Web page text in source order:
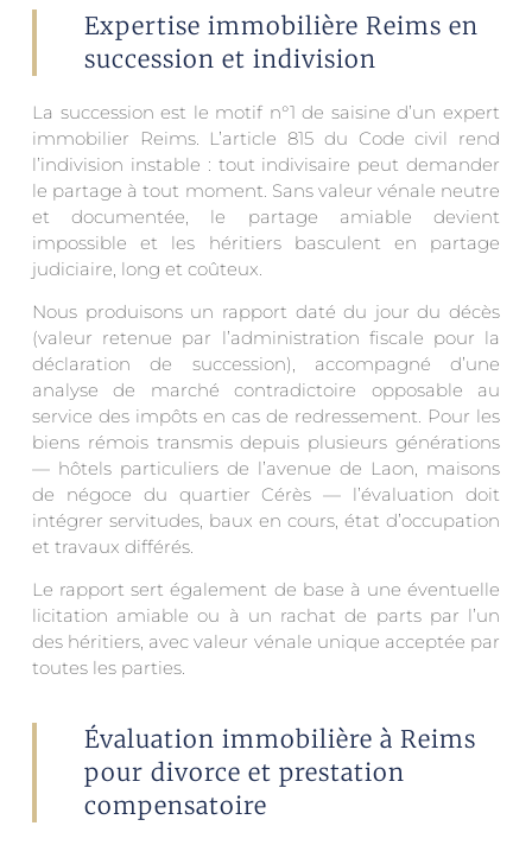
Expertise immobilière Reims en
succession et indivision
La succession est le motif n°1 de saisine d’un expert
immobilier Reims. L’article 815 du Code civil rend
l’indivision instable : tout indivisaire peut demander
le partage à tout moment. Sans valeur vénale neutre
et documentée, le partage amiable devient
impossible et les héritiers basculent en partage
judiciaire, long et coûteux.
Nous produisons un rapport daté du jour du décès
(valeur retenue par l’administration fiscale pour la
déclaration de succession), accompagné d’une
analyse de marché contradictoire opposable au
service des impôts en cas de redressement. Pour les
biens rémois transmis depuis plusieurs générations
— hôtels particuliers de l’avenue de Laon, maisons
de négoce du quartier Cérès — l’évaluation doit
intégrer servitudes, baux en cours, état d’occupation
et travaux différés.
Le rapport sert également de base à une éventuelle
licitation amiable ou à un rachat de parts par l’un
des héritiers, avec valeur vénale unique acceptée par
toutes les parties.
Évaluation immobilière à Reims
pour divorce et prestation
compensatoire